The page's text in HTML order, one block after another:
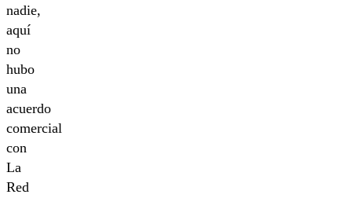
nadie,
aquí
no
hubo
una
acuerdo
comercial
con
La
Red